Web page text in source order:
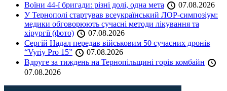
Воїни 44-ї бригади: різні долі, одна мета
07.08.2026
У Тернополі стартував всеукраїнський ЛОР-симпозіум:
медики обговорюють сучасні методи лікування та
хірургії (фото)
07.08.2026
Сергій Надал передав військовим 50 сучасних дронів
“Vyriy Pro 15”
07.08.2026
Вдруге за тиждень на Тернопільщині горів комбайн
07.08.2026